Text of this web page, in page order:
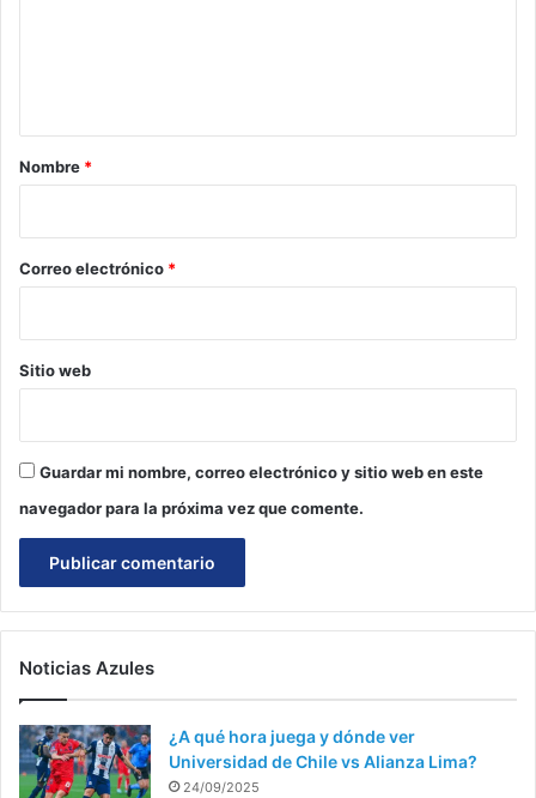
r
*
Nombre *
Correo electrónico *
Sitio web
Guardar mi nombre, correo electrónico y sitio web en este
navegador para la próxima vez que comente.
Noticias Azules
¿A qué hora juega y dónde ver
Universidad de Chile vs Alianza Lima?
24/09/2025